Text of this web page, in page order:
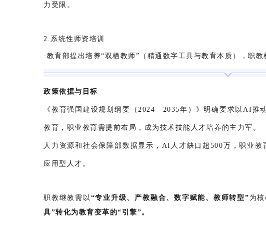
力受限。
2.系统性师资培训
·教育部提出培养“双栖教师”（精通数字工具与教育本质），职
政策依据与目标
《教育强国建设规划纲要（2024—2035年）》明确要求以AI推
教育，职业教育需提前布局，成为技术技能人才培养的主力军。
人力资源和社会保障部数据显示，AI人才缺口超500万，职业
应用型人才。
职教继教需以 “专业升级、产教融合、数字赋能、教师转型” 为
具”转化为教育变革的“引擎”。